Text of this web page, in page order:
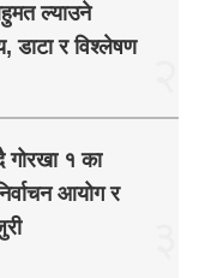
ल्याउने
डाटा र विश्लेषण
गोरखा १ का
आयोग र